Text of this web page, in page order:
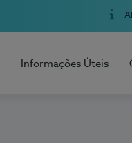
Informações Úteis